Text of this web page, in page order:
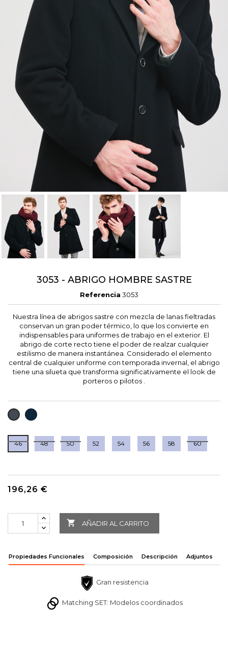
3053 - ABRIGO HOMBRE SASTRE
Referencia 3053
Nuestra línea de abrigos sastre con mezcla de lanas fieltradas
conservan un gran poder térmico, lo que los convierte en
indispensables para uniformes de trabajo en el exterior. El
abrigo de corte recto tiene el poder de realzar cualquier
estilismo de manera instantánea. Considerado el elemento
central de cualquier uniforme con temporada invernal, el abrigo
tiene una silueta que transforma significativamente el look de
porteros o pilotos .
NEGROMARINO
46 48 50 52 54 56 58 60
196,26 €
 AÑADIR AL CARRITO
Propiedades Funcionales Composición Descripción Adjuntos
Gran resistencia
Matching SET: Modelos coordinados
Crear lista de Favoritos
Iniciar sesión